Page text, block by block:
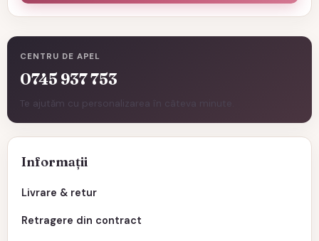
CENTRU DE APEL
0745 937 753
Te ajutăm cu personalizarea în câteva minute.
Informații
Livrare & retur
Retragere din contract